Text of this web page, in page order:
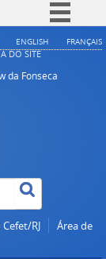
ENGLISH FRANÇAIS
DO SITE
da Fonseca
RJ
Área de